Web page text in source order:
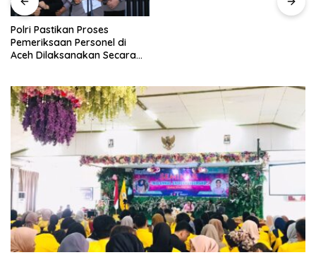
Polri Pastikan Proses
Pemeriksaan Personel di
Aceh Dilaksanakan Secara